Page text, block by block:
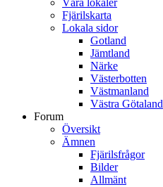
Fjärilskarta
Lokala sidor
Gotland
Jämtland
Närke
Västerbotten
Västmanland
Västra Götaland
Forum
Översikt
Ämnen
Fjärilsfrågor
Bilder
Allmänt